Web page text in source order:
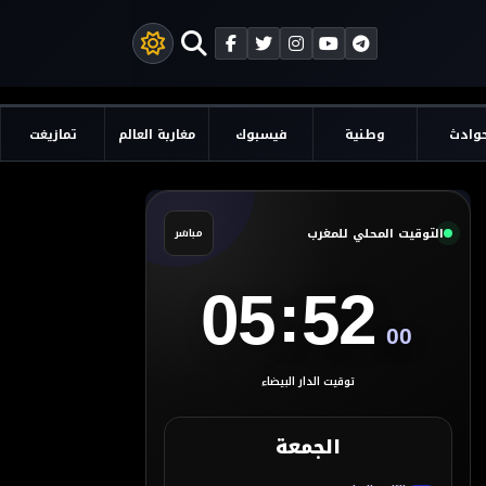
وطنية فيسبوك مغاربة العالم تمازيغت
التوقيت المحلي للمغرب مباشر
05:52 01
توقيت الدار البيضاء
الجمعة